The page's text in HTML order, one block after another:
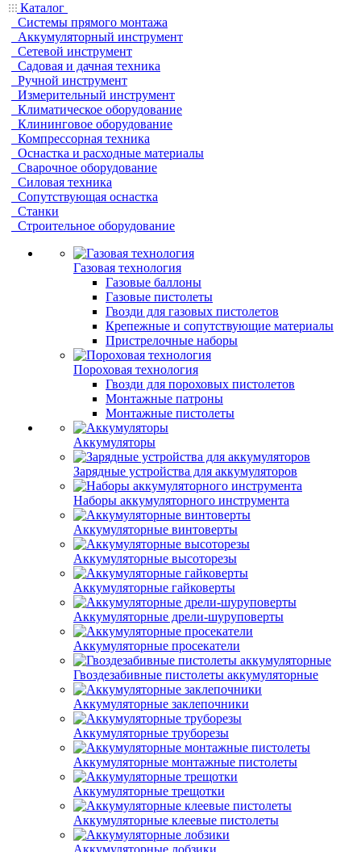
Каталог
Системы прямого монтажа
Аккумуляторный инструмент
Сетевой инструмент
Садовая и дачная техника
Ручной инструмент
Измерительный инструмент
Климатическое оборудование
Клининговое оборудование
Компрессорная техника
Оснастка и расходные материалы
Сварочное оборудование
Силовая техника
Сопутствующая оснастка
Станки
Строительное оборудование
Газовая технология
Газовые баллоны
Газовые пистолеты
Гвозди для газовых пистолетов
Крепежные и сопутствующие материалы
Пристрелочные наборы
Пороховая технология
Гвозди для пороховых пистолетов
Монтажные патроны
Монтажные пистолеты
Аккумуляторы
Зарядные устройства для аккумуляторов
Наборы аккумуляторного инструмента
Аккумуляторные винтоверты
Аккумуляторные высоторезы
Аккумуляторные гайковерты
Аккумуляторные дрели-шуруповерты
Аккумуляторные просекатели
Гвоздезабивные пистолеты аккумуляторные
Аккумуляторные заклепочники
Аккумуляторные труборезы
Аккумуляторные монтажные пистолеты
Аккумуляторные трещотки
Аккумуляторные клеевые пистолеты
Аккумуляторные лобзики